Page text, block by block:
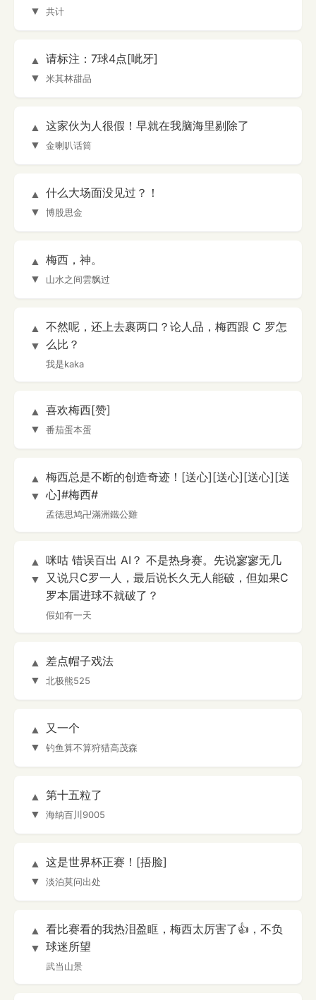
▼ 共计
▲
▼
请标注：7球4点[呲牙]
米其林甜品
▲
▼
这家伙为人很假！早就在我脑海里剔除了
金喇叭话筒
▲
▼
什么大场面没见过？！
博股思金
▲
▼
梅西，神。
山水之间雲飘过
▲
▼
不然呢，还上去裹两口？论人品，梅西跟 C 罗怎
么比？
我是kaka
▲
▼
喜欢梅西[赞]
番茄蛋本蛋
▲
▼
梅西总是不断的创造奇迹！[送心][送心][送心][送
心]#梅西#
孟徳思鸠卍滿洲鐵公雞
▲
▼
咪咕 错误百出 AI？ 不是热身赛。先说寥寥无几
又说只C罗一人，最后说长久无人能破，但如果C
罗本届进球不就破了？
假如有一天
▲
▼
差点帽子戏法
北极熊525
▲
▼
又一个
钓鱼算不算狩猎高茂森
▲
▼
第十五粒了
海纳百川9005
▲
▼
这是世界杯正赛！[捂脸]
淡泊莫问出处
▲
▼
看比赛看的我热泪盈眶，梅西太厉害了👍，不负
球迷所望
武当山景